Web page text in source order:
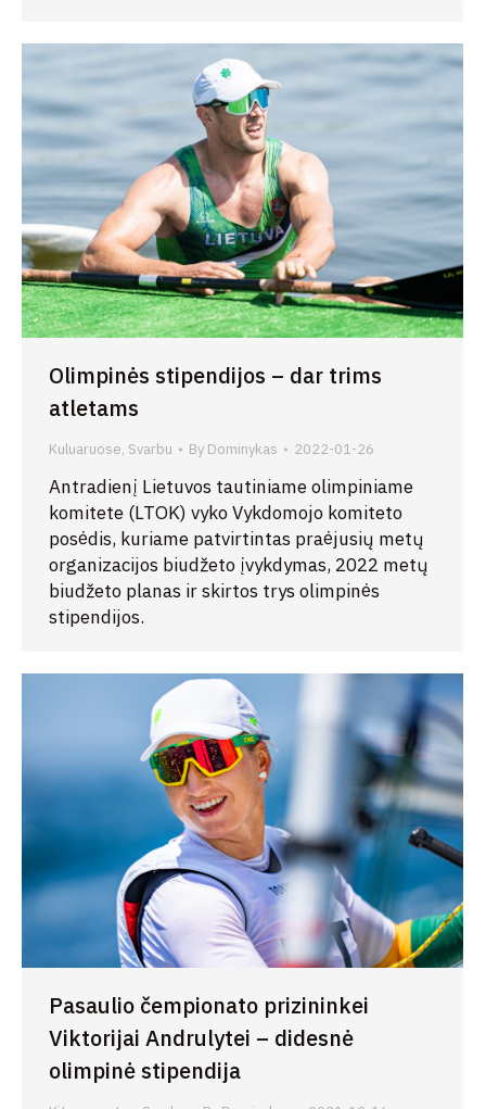
Olimpinės stipendijos – dar trims
atletams
Kuluaruose, Svarbu By Dominykas 2022-01-26
Antradienį Lietuvos tautiniame olimpiniame
komitete (LTOK) vyko Vykdomojo komiteto
posėdis, kuriame patvirtintas praėjusių metų
organizacijos biudžeto įvykdymas, 2022 metų
biudžeto planas ir skirtos trys olimpinės
stipendijos.
Pasaulio čempionato prizininkei
Viktorijai Andrulytei – didesnė
olimpinė stipendija